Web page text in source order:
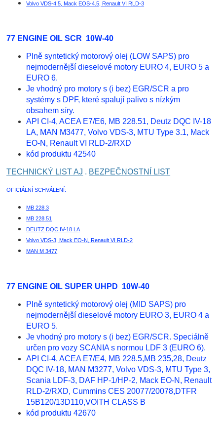
Volvo VDS-4.5, Mack EOS-4.5, Renault VI RLD-3
77 ENGINE OIL SCR 10W-40
Plně syntetický motorový olej (LOW SAPS) pro
nejmodernější dieselové motory EURO 4, EURO 5 a
EURO 6.
Je vhodný pro motory s (i bez) EGR/SCR a pro
systémy s DPF, které spalují palivo s nízkým
obsahem síry.
API CI-4, ACEA E7/E6, MB 228.51, Deutz DQC IV-18
LA, MAN M3477, Volvo VDS-3, MTU Type 3.1, Mack
EO-N, Renault VI RLD-2/RXD
kód produktu 42540
TECHNICKÝ LIST AJ . BEZPEČNOSTNÍ LIST
OFICIÁLNÍ SCHVÁLENÍ:
MB 228.3
MB 228.51
DEUTZ DQC IV-18 LA
Volvo VDS-3, Mack EO-N, Renault VI RLD-2
MAN M 3477
77 ENGINE OIL SUPER UHPD 10W-40
Plně syntetický motorový olej (MID SAPS) pro
nejmodernější dieselové motory EURO 3, EURO 4 a
EURO 5.
Je vhodný pro motory s (i bez) EGR/SCR. Speciálně
určen pro vozy SCANIA s normou LDF 3 (EURO 6).
API CI-4, ACEA E7/E4, MB 228.5,MB 235,28, Deutz
DQC IV-18, MAN M3277, Volvo VDS-3, MTU Type 3,
Scania LDF-3, DAF HP-1/HP-2, Mack EO-N, Renault
RLD-2/RXD, Cummins CES 20077/20078,DTFR
15B120/13D110,VOITH CLASS B
kód produktu 42670